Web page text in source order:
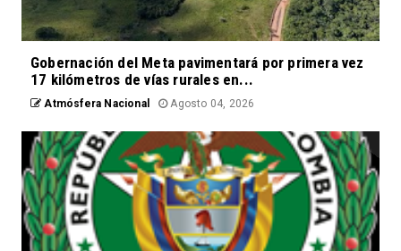
Gobernación del Meta pavimentará por primera vez
17 kilómetros de vías rurales en...
Atmósfera Nacional Agosto 04, 2026